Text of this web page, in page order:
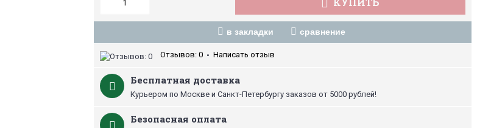
в закладки сравнение
Отзывов: 0 • Написать отзыв
Бесплатная доставка
Курьером по Москве и Санкт-Петербургу заказов от 5000 рублей!
Безопасная оплата